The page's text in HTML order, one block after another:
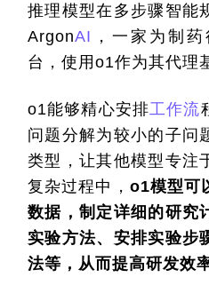
推理模型在多步骤智能
ArgonAI ，一家为制
台，使用o1作为其代理
o1能够精心安排工作流
问题分解为较小的子问
类型，让其他模型专注
复杂过程中， o1模型可
数据，制定详细的研究
实验方法、安排实验步
法等，从而提高研发效